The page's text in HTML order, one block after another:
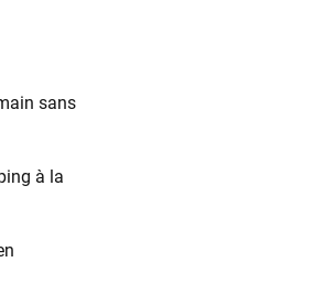
sans
à la